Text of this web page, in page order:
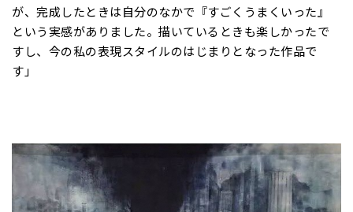
が、完成したときは自分のなかで『すごくうまくいった』
という実感がありました。描いているときも楽しかったで
すし、今の私の表現スタイルのはじまりとなった作品で
す」